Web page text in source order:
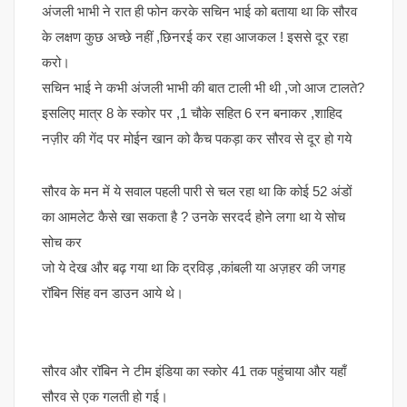
अंजली भाभी ने रात ही फोन करके सचिन भाई को बताया था कि सौरव
के लक्षण कुछ अच्छे नहीं ,छिनरई कर रहा आजकल ! इससे दूर रहा
करो।
सचिन भाई ने कभी अंजली भाभी की बात टाली भी थी ,जो आज टालते?
इसलिए मात्र 8 के स्कोर पर ,1 चौके सहित 6 रन बनाकर ,शाहिद
नज़ीर की गेंद पर मोईन खान को कैच पकड़ा कर सौरव से दूर हो गये
सौरव के मन में ये सवाल पहली पारी से चल रहा था कि कोई 52 अंडों
का आमलेट कैसे खा सकता है ? उनके सरदर्द होने लगा था ये सोच
सोच कर
जो ये देख और बढ़ गया था कि द्रविड़ ,कांबली या अज़हर की जगह
रॉबिन सिंह वन डाउन आये थे।
सौरव और रॉबिन ने टीम इंडिया का स्कोर 41 तक पहुंचाया और यहाँ
सौरव से एक गलती हो गई।